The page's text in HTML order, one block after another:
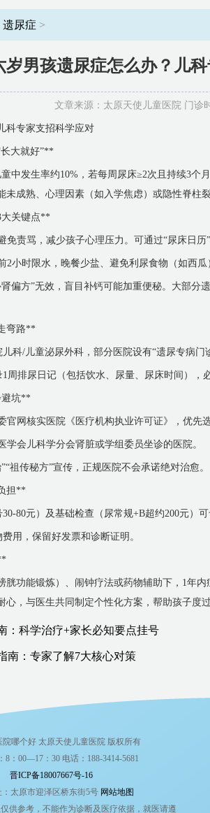
遗尿症 >
岁男孩遗尿症怎么办？儿
文章来源：太原天使儿童医院 门诊
科专家支招科学应对
大就好”**
中发生率约10%，若每周尿床≥2次且持续3个
未成熟、心理因素（如入学焦虑）或隐性脊柱
大关键点**
责骂，减少孩子心理压力。可通过“尿床日历
小时限水，晚餐少盐、避免利尿食物（如西瓜
偏方”无效，盲目补钙可能加重便秘。大部分
弯路**
科/儿童泌尿外科，部分医院设有“遗尿专病门
排尿日记（包括饮水、尿量、尿床时间），
避坑**
网核实医院《医疗机构执业许可证》，优先
会儿科学分会肾脏或学组委员坐诊的医院。
祖传秘方”宣传，正规医院不会承诺绝对治愈。
担**
80元）及基础检查（尿常规+B超约200元）
用，保留好发票和诊断证明。
胱功能锻炼）、闹钟疗法或药物辅助下，1年
心，与医生共同制定个性化方案，帮助孩子度
：科学治疗+家长必知要点挂号
南：专家了解7大核心对策
院哪个好 太原天使儿童医院 版权所有
8：00—17：30 电话：188-3414-5681
晋ICP备18007667号-16
：太原市迎泽区桥东街5号 网站地图
供参考，不能作为诊断及医疗依据，就医请遵